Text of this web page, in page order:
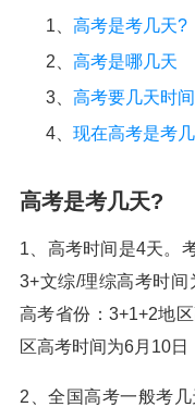
1、 高考是考几天?
2、 高考是哪几天
3、 高考要几天时间
4、 现在高考是考
高考是考几天?
1、高考时间是4天。
3+文综/理综高考时
高考省份：3+1+2地
区高考时间为6月10日
2、全国高考一般考